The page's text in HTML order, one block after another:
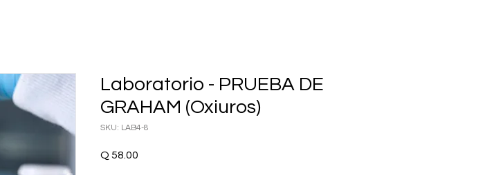
Laboratorio - PRUEBA DE
GRAHAM (Oxiuros)
SKU: LAB4-8
Q 58.00